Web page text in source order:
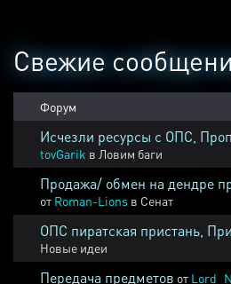
Свежие
Форум
Исчезли ресурсы с ОПС,
tovGarik в Ловим баги
Продажа/ обмен на дендре
от Roman-Lions в Сенат
ОПС пиратская пристань,
Новые идеи
Передача предметов от